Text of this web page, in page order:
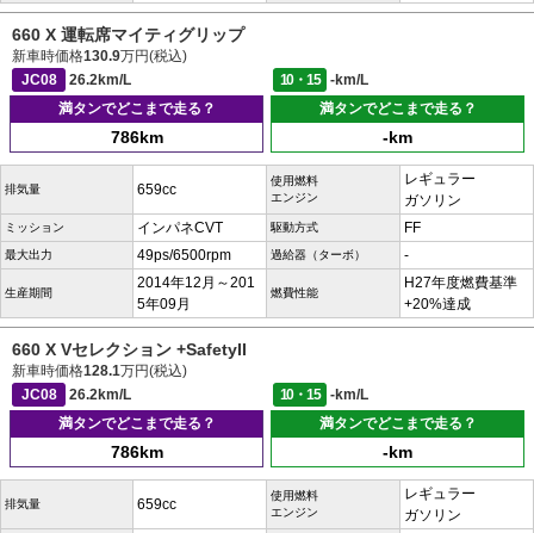
660 X 運転席マイティグリップ
新車時価格130.9万円(税込)
JC08
26.2km/L 10・15
-km/L
満タンでどこまで走る？
786km
満タンでどこまで走る？
-km
排気量 659cc
使用燃料
エンジン
レギュラー
ガソリン
ミッション インパネCVT 駆動方式 FF
最大出力 49ps/6500rpm 過給器（ターボ） -
生産期間
2014年12月～201
5年09月
燃費性能
H27年度燃費基準
+20%達成
660 X Vセレクション +SafetyII
新車時価格128.1万円(税込)
JC08
26.2km/L 10・15
-km/L
満タンでどこまで走る？
786km
満タンでどこまで走る？
-km
排気量 659cc
使用燃料
エンジン
レギュラー
ガソリン